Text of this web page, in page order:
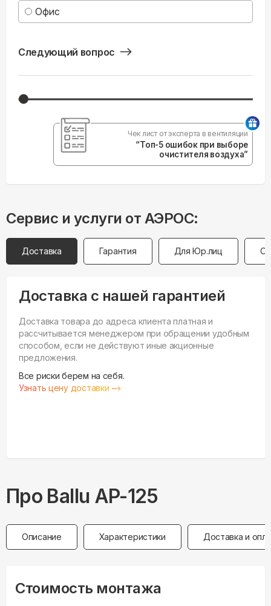
Офис
Следующий вопрос
Чек лист от эксперта в вентиляции
“Топ-5 ошибок при выборе
очистителя воздуха”
Сервис и услуги от АЭРОС:
Доставка Гарантия Для Юр.лиц
Доставка с нашей гарантией
Доставка товара до адреса клиента платная и
рассчитывается менеджером при обращении удобным
способом, если не действуют иные акционные
предложения.
Все риски берем на себя.
Узнать цену доставки
Про Ballu AP-125
Описание Характеристики Доставка и
Стоимость монтажа